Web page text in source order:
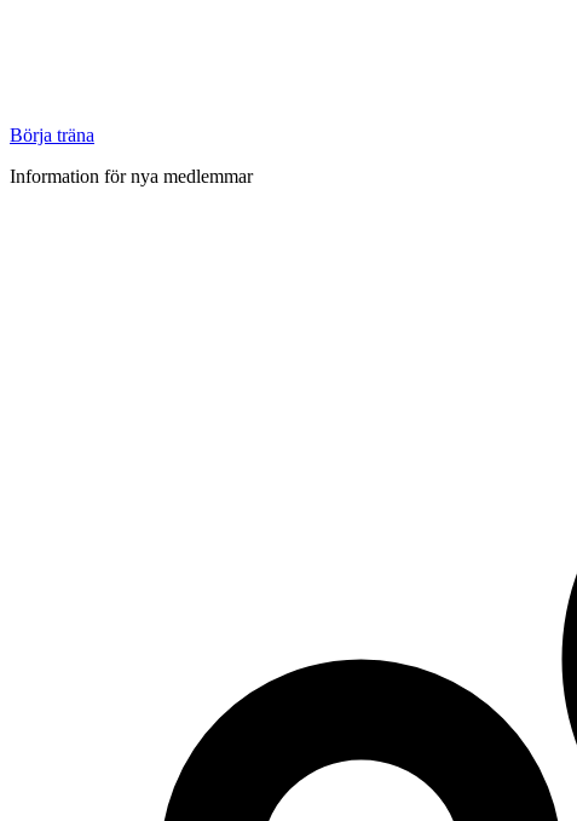
Börja träna
Information för nya medlemmar